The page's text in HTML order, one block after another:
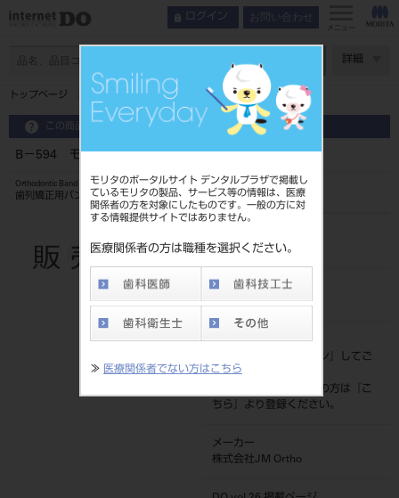
モリタのポータルサイト デンタルプラザで掲載し
ているモリタの製品、サービス等の情報は、医療
関係者の方を対象にしたものです。一般の方に対
する情報提供サイトではありません。
医療関係者の方は職種を選択ください。
≫ 医療関係者でない方はこちら
ログイン お問い合わせ
メニュー
詳細
トップページ B－594 モーラーバンド
この商品に関するお問い合わせ
B－594 モーラーバンド
Orthodontic Band
歯列矯正用バンド
206350372594
JAN/EANコード
標準価格
ログイン
』してご
覧ください。
ネット会員登録がまだの方は『
こ
ちら
』より登録ください。
メーカー
株式会社JM Ortho